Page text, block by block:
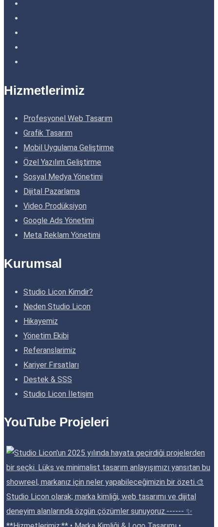
Hizmetlerimiz
Profesyonel Web Tasarım
Grafik Tasarım
Mobil Uygulama Geliştirme
Özel Yazılım Geliştirme
Sosyal Medya Yönetimi
Dijital Pazarlama
Video Prodüksiyon
Google Ads Yönetimi
Meta Reklam Yönetimi
Kurumsal
Studio Licon Kimdir?
Neden Studio Licon
Hikayemiz
Yönetim Ekibi
Referanslarimiz
Kariyer Fırsatları
Destek & SSS
Studio Licon İletişim
YouTube Projeleri